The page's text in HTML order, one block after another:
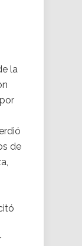
la
de